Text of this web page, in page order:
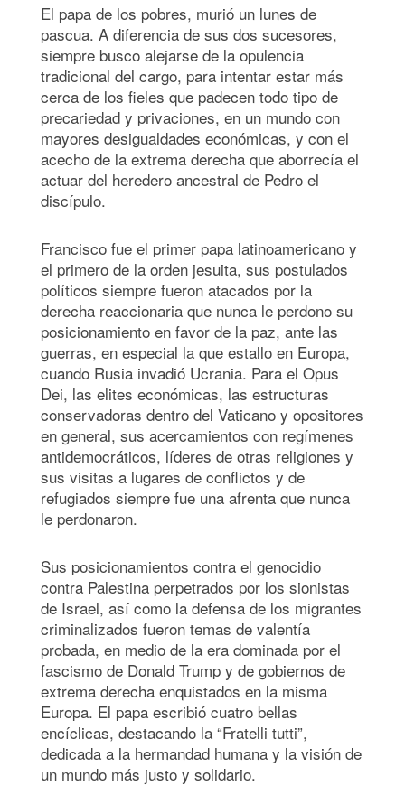
El papa de los pobres, murió un lunes de
pascua. A diferencia de sus dos sucesores,
siempre busco alejarse de la opulencia
tradicional del cargo, para intentar estar más
cerca de los fieles que padecen todo tipo de
precariedad y privaciones, en un mundo con
mayores desigualdades económicas, y con el
acecho de la extrema derecha que aborrecía el
actuar del heredero ancestral de Pedro el
discípulo.
Francisco fue el primer papa latinoamericano y
el primero de la orden jesuita, sus postulados
políticos siempre fueron atacados por la
derecha reaccionaria que nunca le perdono su
posicionamiento en favor de la paz, ante las
guerras, en especial la que estallo en Europa,
cuando Rusia invadió Ucrania. Para el Opus
Dei, las elites económicas, las estructuras
conservadoras dentro del Vaticano y opositores
en general, sus acercamientos con regímenes
antidemocráticos, líderes de otras religiones y
sus visitas a lugares de conflictos y de
refugiados siempre fue una afrenta que nunca
le perdonaron.
Sus posicionamientos contra el genocidio
contra Palestina perpetrados por los sionistas
de Israel, así como la defensa de los migrantes
criminalizados fueron temas de valentía
probada, en medio de la era dominada por el
fascismo de Donald Trump y de gobiernos de
extrema derecha enquistados en la misma
Europa. El papa escribió cuatro bellas
encíclicas, destacando la “Fratelli tutti”,
dedicada a la hermandad humana y la visión de
un mundo más justo y solidario.